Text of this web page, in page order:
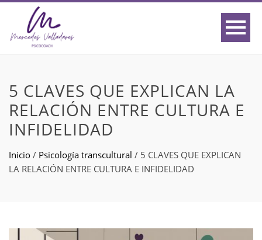
5 CLAVES QUE EXPLICAN LA
RELACIÓN ENTRE CULTURA E
INFIDELIDAD
Inicio / Psicología transcultural / 5 CLAVES QUE EXPLICAN
LA RELACIÓN ENTRE CULTURA E INFIDELIDAD